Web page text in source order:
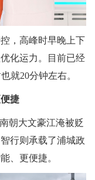
，高峰时早晚上下
化运力。目前已经
就20分钟左右。
捷
朝大文豪江淹被贬
行则承载了浦城政
、更便捷。